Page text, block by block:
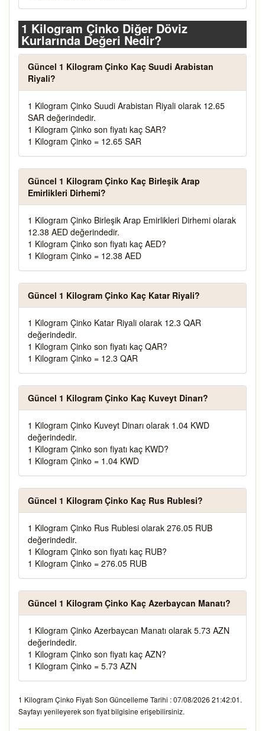
1 Kilogram Çinko Diğer Döviz
Kurlarında Değeri Nedir?
Güncel 1 Kilogram Çinko Kaç Suudi Arabistan
Riyali?
1 Kilogram Çinko Suudi Arabistan Riyali olarak 12.65
SAR değerindedir.
1 Kilogram Çinko son fiyatı kaç SAR?
1 Kilogram Çinko = 12.65 SAR
Güncel 1 Kilogram Çinko Kaç Birleşik Arap
Emirlikleri Dirhemi?
1 Kilogram Çinko Birleşik Arap Emirlikleri Dirhemi olarak
12.38 AED değerindedir.
1 Kilogram Çinko son fiyatı kaç AED?
1 Kilogram Çinko = 12.38 AED
Güncel 1 Kilogram Çinko Kaç Katar Riyali?
1 Kilogram Çinko Katar Riyali olarak 12.3 QAR
değerindedir.
1 Kilogram Çinko son fiyatı kaç QAR?
1 Kilogram Çinko = 12.3 QAR
Güncel 1 Kilogram Çinko Kaç Kuveyt Dinarı?
1 Kilogram Çinko Kuveyt Dinarı olarak 1.04 KWD
değerindedir.
1 Kilogram Çinko son fiyatı kaç KWD?
1 Kilogram Çinko = 1.04 KWD
Güncel 1 Kilogram Çinko Kaç Rus Rublesi?
1 Kilogram Çinko Rus Rublesi olarak 276.05 RUB
değerindedir.
1 Kilogram Çinko son fiyatı kaç RUB?
1 Kilogram Çinko = 276.05 RUB
Güncel 1 Kilogram Çinko Kaç Azerbaycan Manatı?
1 Kilogram Çinko Azerbaycan Manatı olarak 5.73 AZN
değerindedir.
1 Kilogram Çinko son fiyatı kaç AZN?
1 Kilogram Çinko = 5.73 AZN
1 Kilogram Çinko Fiyatı Son Güncelleme Tarihi : 07/08/2026 21:42:01.
Sayfayı yenileyerek son fiyat bilgisine erişebilirsiniz.